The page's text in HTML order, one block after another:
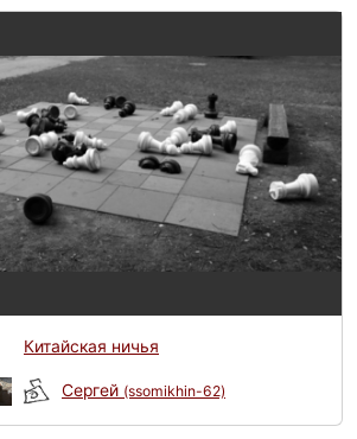
Китайская ничья
Сергей (ssomikhin-62)